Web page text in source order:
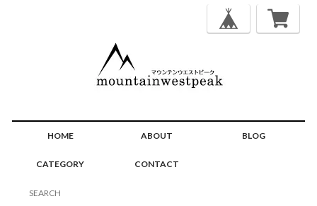
HOME ABOUT BLOG
CATEGORY CONTACT